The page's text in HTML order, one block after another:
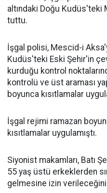
altındaki Doğu Kudüs'teki
tuttu.
İşgal polisi, Mescid-i
Kudüs'teki Eski Şehir'in
kurduğu kontrol
kontrolü ve üst araması
boyunca kısıtlamalar
İşgal rejimi ramazan
kısıtlamalar uygulamıştı.
Siyonist makamları, Batı
55 yaş üstü erkeklerden
gelmesine izin verileceğini